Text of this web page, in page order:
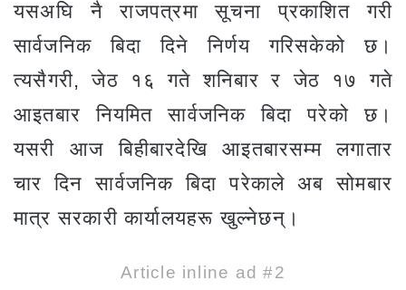
यसअघि नै राजपत्रमा सूचना प्रकाशित गरी
सार्वजनिक बिदा दिने निर्णय गरिसकेको छ।
त्यसैगरी, जेठ १६ गते शनिबार र जेठ १७ गते
आइतबार नियमित सार्वजनिक बिदा परेको छ।
यसरी आज बिहीबारदेखि आइतबारसम्म लगातार
चार दिन सार्वजनिक बिदा परेकाले अब सोमबार
मात्र सरकारी कार्यालयहरू खुल्नेछन्।
Article inline ad #2